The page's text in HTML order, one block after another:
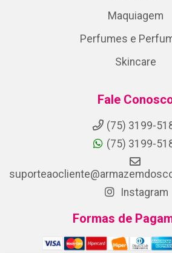
Maquiagem
Perfumes e
Skincare
Fale
(75) 3199-
(75) 3199-
Instagram
Formas de